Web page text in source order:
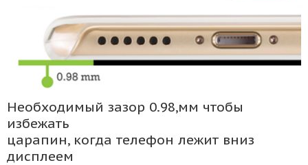
Необходимый зазор 0.98,мм чтобы
избежать
царапин, когда телефон лежит вниз
дисплеем